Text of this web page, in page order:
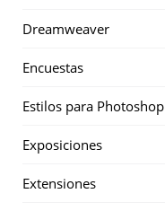
Dreamweaver
Encuestas
Estilos para Photoshop
Exposiciones
Extensiones